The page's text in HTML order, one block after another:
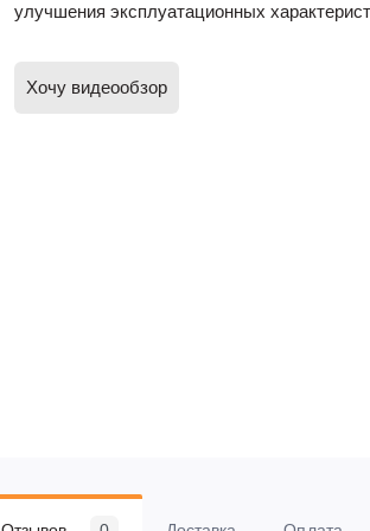
улучшения эксплуатационных
Хочу видеообзор